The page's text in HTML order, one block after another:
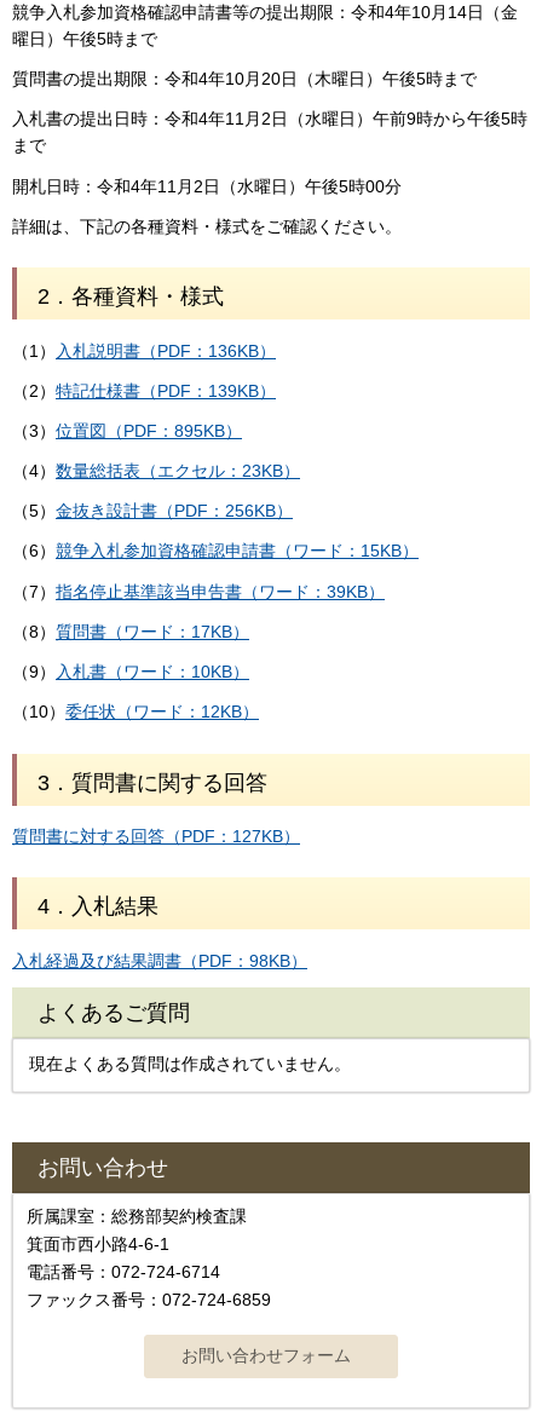
競争入札参加資格確認申請書等の提出期限：令和4年10月14日（金
曜日）午後5時まで
質問書の提出期限：令和4年10月20日（木曜日）午後5時まで
入札書の提出日時：令和4年11月2日（水曜日）午前9時から午後5時
まで
開札日時：令和4年11月2日（水曜日）午後5時00分
詳細は、下記の各種資料・様式をご確認ください。
2．各種資料・様式
（1） 入札説明書（PDF：136KB）
（2） 特記仕様書 （PDF：139KB）
（3） 位置図（PDF：895KB）
（4） 数量総括表（エクセル：23KB）
（5） 金抜き設計書（PDF：256KB）
（6） 競争入札参加資格確認申請書（ワード：15KB）
（7） 指名停止基準該当申告書（ワード：39KB）
（8） 質問書（ワード：17KB）
（9） 入札書（ワード：10KB）
（10） 委任状（ワード：12KB）
3．質問書に関する回答
質問書に対する回答（PDF：127KB）
4．入札結果
入札経過及び結果調書（PDF：98KB）
よくあるご質問
現在よくある質問は作成されていません。
お問い合わせ
所属課室：総務部契約検査課
箕面市西小路4‐6‐1
電話番号：072-724-6714
ファックス番号：072-724-6859